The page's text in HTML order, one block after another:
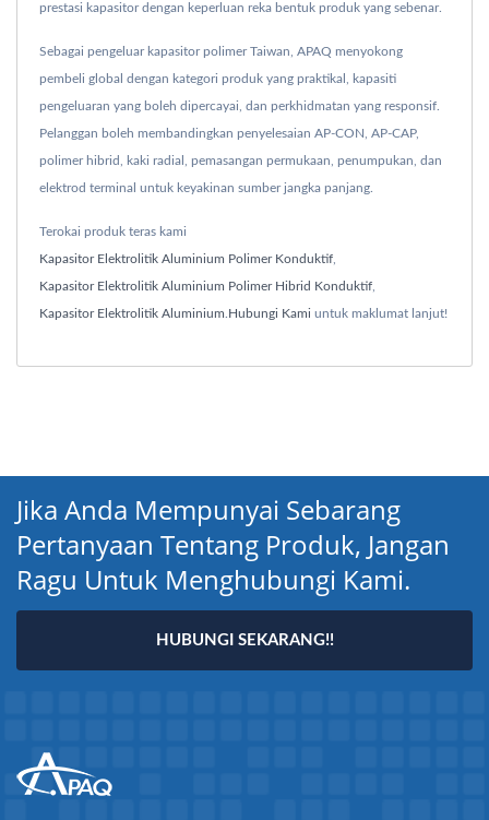
prestasi kapasitor dengan keperluan reka bentuk produk yang sebenar.
Sebagai pengeluar kapasitor polimer Taiwan, APAQ menyokong
pembeli global dengan kategori produk yang praktikal, kapasiti
pengeluaran yang boleh dipercayai, dan perkhidmatan yang responsif.
Pelanggan boleh membandingkan penyelesaian AP-CON, AP-CAP,
polimer hibrid, kaki radial, pemasangan permukaan, penumpukan, dan
elektrod terminal untuk keyakinan sumber jangka panjang.
Terokai produk teras kami
Kapasitor Elektrolitik Aluminium Polimer Konduktif,
Kapasitor Elektrolitik Aluminium Polimer Hibrid Konduktif,
Kapasitor Elektrolitik Aluminium. Hubungi Kami untuk maklumat lanjut!
Jika Anda Mempunyai Sebarang
Pertanyaan Tentang Produk, Jangan
Ragu Untuk Menghubungi Kami.
HUBUNGI SEKARANG!!